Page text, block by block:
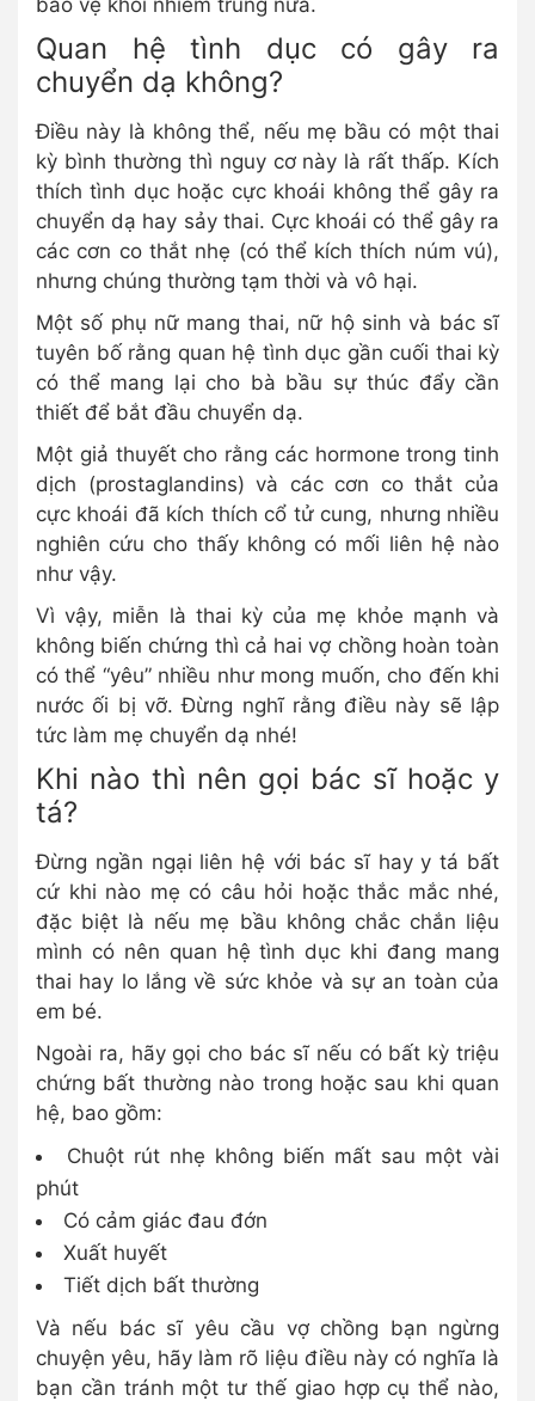
bảo vệ khỏi nhiễm trùng nữa.
Quan hệ tình dục có gây ra
chuyển dạ không?
Điều này là không thể, nếu mẹ bầu có một thai
kỳ bình thường thì nguy cơ này là rất thấp. Kích
thích tình dục hoặc cực khoái không thể gây ra
chuyển dạ hay sảy thai. Cực khoái có thể gây ra
các cơn co thắt nhẹ (có thể kích thích núm vú),
nhưng chúng thường tạm thời và vô hại.
Một số phụ nữ mang thai, nữ hộ sinh và bác sĩ
tuyên bố rằng quan hệ tình dục gần cuối thai kỳ
có thể mang lại cho bà bầu sự thúc đẩy cần
thiết để bắt đầu chuyển dạ.
Một giả thuyết cho rằng các hormone trong tinh
dịch (prostaglandins) và các cơn co thắt của
cực khoái đã kích thích cổ tử cung, nhưng nhiều
nghiên cứu cho thấy không có mối liên hệ nào
như vậy.
Vì vậy, miễn là thai kỳ của mẹ khỏe mạnh và
không biến chứng thì cả hai vợ chồng hoàn toàn
có thể “yêu” nhiều như mong muốn, cho đến khi
nước ối bị vỡ. Đừng nghĩ rằng điều này sẽ lập
tức làm mẹ chuyển dạ nhé!
Khi nào thì nên gọi bác sĩ hoặc y
tá?
Đừng ngần ngại liên hệ với bác sĩ hay y tá bất
cứ khi nào mẹ có câu hỏi hoặc thắc mắc nhé,
đặc biệt là nếu mẹ bầu không chắc chắn liệu
mình có nên quan hệ tình dục khi đang mang
thai hay lo lắng về sức khỏe và sự an toàn của
em bé.
Ngoài ra, hãy gọi cho bác sĩ nếu có bất kỳ triệu
chứng bất thường nào trong hoặc sau khi quan
hệ, bao gồm:
Chuột rút nhẹ không biến mất sau một vài
phút
Có cảm giác đau đớn
Xuất huyết
Tiết dịch bất thường
Và nếu bác sĩ yêu cầu vợ chồng bạn ngừng
chuyện yêu, hãy làm rõ liệu điều này có nghĩa là
bạn cần tránh một tư thế giao hợp cụ thể nào,